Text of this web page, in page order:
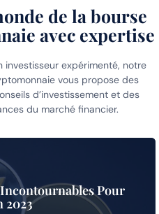
de la bourse
avec expertise
investisseur expérimenté, notre
vous propose des
d’investissement et des
du marché financier.
Pour
2023